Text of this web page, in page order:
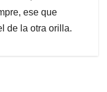
ese que
de la otra orilla.